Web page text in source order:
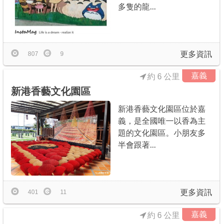
多隻的龍...
更多資訊
807 9
嘉義
約 6 公里
新港香藝文化園區
新港香藝文化園區位於嘉
義，是全國唯一以香為主
題的文化園區。小朋友多
半會跟著...
更多資訊
401 11
嘉義
約 6 公里